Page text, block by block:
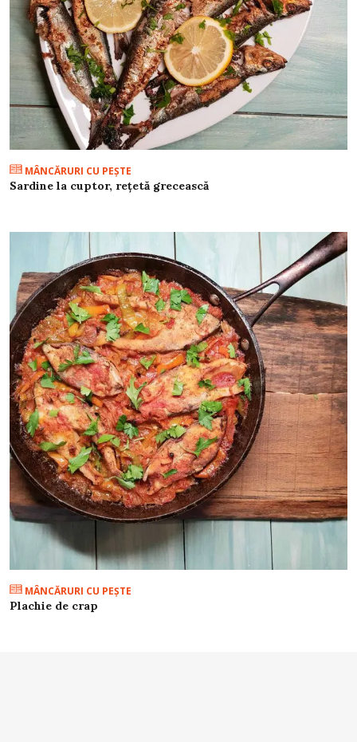
MÂNCĂRURI CU PEŞTE
Sardine la cuptor, rețetă grecească
MÂNCĂRURI CU PEŞTE
Plachie de crap